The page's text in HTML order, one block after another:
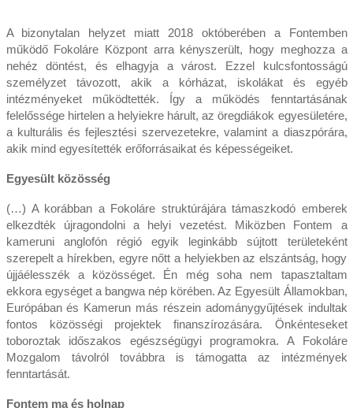
A bizonytalan helyzet miatt 2018 októberében a Fontemben
működő Fokoláre Központ arra kényszerült, hogy meghozza a
nehéz döntést, és elhagyja a várost. Ezzel kulcsfontosságú
személyzet távozott, akik a kórházat, iskolákat és egyéb
intézményeket működtették. Így a működés fenntartásának
felelőssége hirtelen a helyiekre hárult, az öregdiákok egyesületére,
a kulturális és fejlesztési szervezetekre, valamint a diaszpórára,
akik mind egyesítették erőforrásaikat és képességeiket.
Egyesült közösség
(…) A korábban a Fokoláre struktúrájára támaszkodó emberek
elkezdték újragondolni a helyi vezetést. Miközben Fontem a
kameruni anglofón régió egyik leginkább sújtott területeként
szerepelt a hírekben, egyre nőtt a helyiekben az elszántság, hogy
újjáélesszék a közösséget. Én még soha nem tapasztaltam
ekkora egységet a bangwa nép körében. Az Egyesült Államokban,
Európában és Kamerun más részein adománygyűjtések indultak
fontos közösségi projektek finanszírozására. Önkénteseket
toboroztak időszakos egészségügyi programokra. A Fokoláre
Mozgalom távolról továbbra is támogatta az intézmények
fenntartását.
Fontem ma és holnap